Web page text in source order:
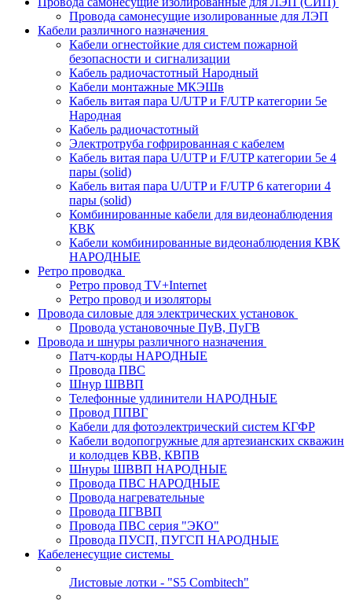
Провода самонесущие изолированные для ЛЭП
Кабели различного назначения
Кабели огнестойкие для систем пожарной
безопасности и сигнализации
Кабель радиочастотный Народный
Кабели монтажные МКЭШв
Кабель витая пара U/UTP и F/UTP категории 5е
Народная
Кабель радиочастотный
Электротруба гофрированная с кабелем
Кабель витая пара U/UTP и F/UTP категории 5e 4
пары (solid)
Кабель витая пара U/UTP и F/UTP 6 категории 4
пары (solid)
Комбинированные кабели для видеонаблюдения
КВК
Кабели комбинированные видеонаблюдения КВК
НАРОДНЫЕ
Ретро проводка
Ретро провод TV+Internet
Ретро провод и изоляторы
Провода силовые для электрических установок
Провода установочные ПуВ, ПуГВ
Провода и шнуры различного назначения
Патч-корды НАРОДНЫЕ
Провода ПВС
Шнур ШВВП
Телефонные удлинители НАРОДНЫЕ
Провод ППВГ
Кабели для фотоэлектрический систем КГФР
Кабели водопогружные для артезианских скважин
и колодцев КВВ, КВПВ
Шнуры ШВВП НАРОДНЫЕ
Провода ПВС НАРОДНЫЕ
Провода нагревательные
Провода ПГВВП
Провода ПВС серия "ЭКО"
Провода ПУСП, ПУГСП НАРОДНЫЕ
Кабеленесущие системы
Листовые лотки - "S5 Combitech"